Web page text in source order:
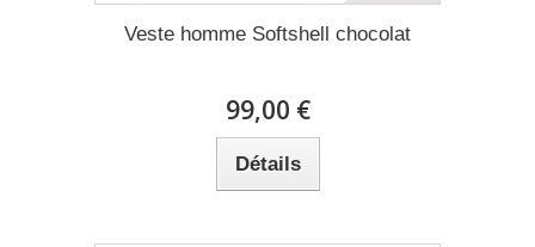
Veste homme Softshell chocolat
99,00 €
Détails